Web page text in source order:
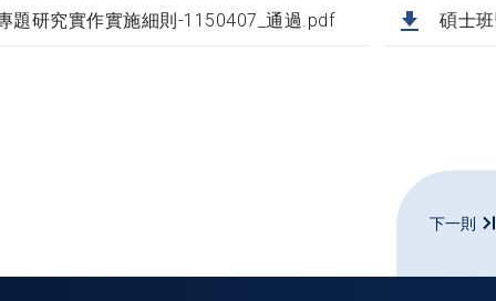
題研究實作實施細則-1150407_通過.pdf 碩士
下一則